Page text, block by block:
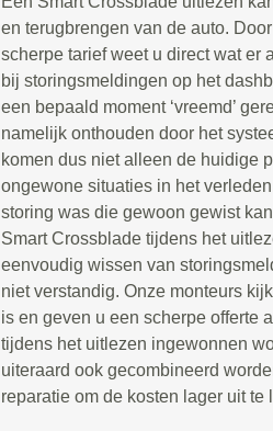
en terugbrengen van de auto.
scherpe tarief weet u direct wat er
bij storingsmeldingen op het
een bepaald moment ‘vreemd’
namelijk onthouden door het
komen dus niet alleen de huidige
ongewone situaties in het
storing was die gewoon gewist
Smart Crossblade tijdens het
eenvoudig wissen van
niet verstandig. Onze monteurs
is en geven u een scherpe offerte
tijdens het uitlezen ingewonnen
uiteraard ook gecombineerd
reparatie om de kosten lager uit te